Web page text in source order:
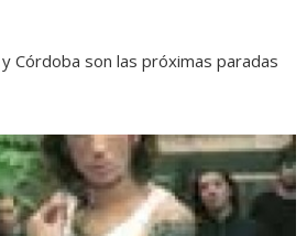
Córdoba son las próximas paradas